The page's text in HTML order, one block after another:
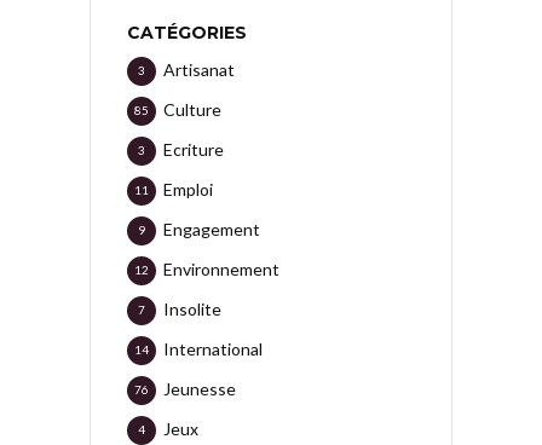
CATÉGORIES
Artisanat
3
Culture
85
Ecriture
3
Emploi
11
Engagement
9
Environnement
12
Insolite
7
International
14
Jeunesse
76
Jeux
4